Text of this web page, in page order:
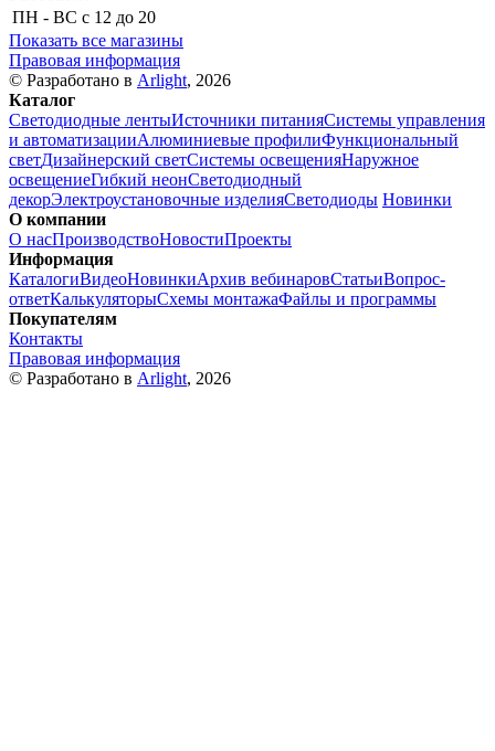
ПН - ВС с 12 до 20
Показать все магазины
Правовая информация
© Разработано в Arlight, 2026
Каталог
Светодиодные лентыИсточники питанияСистемы управления
и автоматизацииАлюминиевые профилиФункциональный
светДизайнерский светСистемы освещенияНаружное
освещениеГибкий неонСветодиодный
декорЭлектроустановочные изделияСветодиоды Новинки
О компании
О насПроизводствоНовостиПроекты
Информация
КаталогиВидеоНовинкиАрхив вебинаровСтатьиВопрос-
ответКалькуляторыСхемы монтажаФайлы и программы
Покупателям
Контакты
Правовая информация
© Разработано в Arlight, 2026